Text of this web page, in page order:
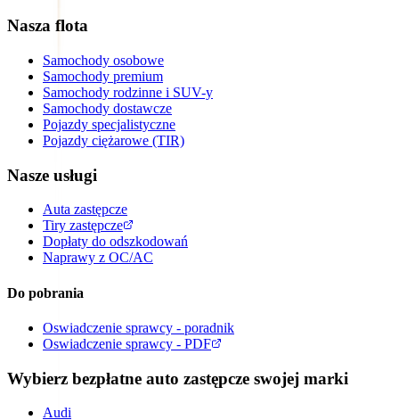
Nasza flota
Samochody osobowe
Samochody premium
Samochody rodzinne i SUV-y
Samochody dostawcze
Pojazdy specjalistyczne
Pojazdy ciężarowe (TIR)
Nasze usługi
Auta zastępcze
Tiry zastępcze
Dopłaty do odszkodowań
Naprawy z OC/AC
Do pobrania
Oswiadczenie sprawcy - poradnik
Oswiadczenie sprawcy - PDF
Wybierz bezpłatne auto zastępcze swojej marki
Audi